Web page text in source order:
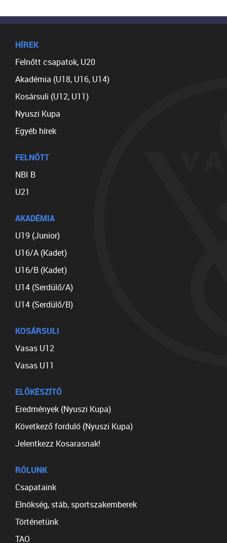
HÍREK
Felnőtt csapatok, U20
Akadémia (U18, U16, U14)
Kosársuli (U12, U11)
Nyuszi Kupa
Egyéb hírek
FELNŐTT
NBI B
U21
AKADÉMIA
U19 (Junior)
U16/A (Kadet)
U16/B (Kadet)
U14 (Serdülő/A)
U14 (Serdülő/B)
KOSÁRSULI
Vasas U12
Vasas U11
ELŐKÉSZÍTŐ
Eredmények (Nyuszi Kupa)
Következő forduló (Nyuszi Kupa)
Jelentkezz Kosarasnak!
RÓLUNK
Csapataink
Elnökség, stáb, sportszakemberek
Történetünk
TAO